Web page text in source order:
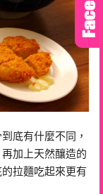
底有什麼不同，
加上天然釀造的
拉麵吃起來更有